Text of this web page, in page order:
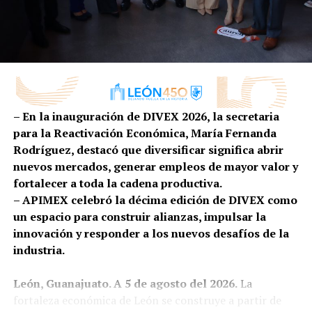
generadoras de desechos, investigadores,
representantes del gobierno, así como cámaras y
asociaciones especialistas en la gestión de los residuos
peligrosos y no peligrosos, de manejo especial y residuos
sólidos urbanos.
El reconocimiento fue recibido por la Dra. Elizabeth
Turcott subdirectora de Tratamiento y Disposición de
Residuos, en representación del equipo SIAP León.
RELATED TOPICS:
UP NEXT
RECIBE ALE GUTIÉRREZ A ESCUDERÍAS DEL RALLY
DON'T MISS
ATIENDE ADMINISTRACIÓN MUNICIPAL NECESIDADES DE
– En la inauguración de DIVEX 2026, la secretaria
para la Reactivación Económica, María Fernanda
Rodríguez, destacó que diversificar significa abrir
nuevos mercados, generar empleos de mayor valor y
fortalecer a toda la cadena productiva.
– APIMEX celebró la décima edición de DIVEX como
un espacio para construir alianzas, impulsar la
innovación y responder a los nuevos desafíos de la
industria.
León, Guanajuato. A 5 de agosto del 2026.La
fortaleza económica de León se construye a partir de